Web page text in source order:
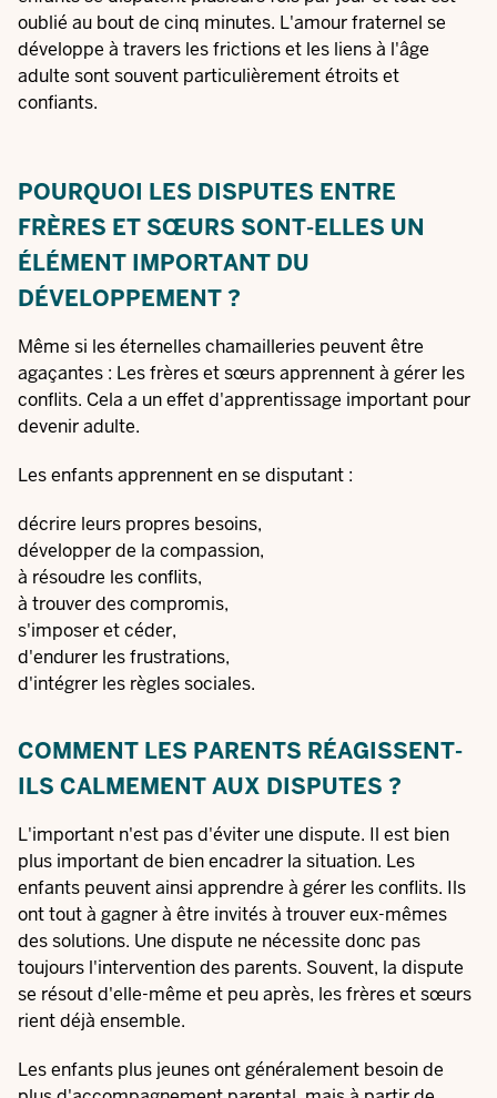
oublié au bout de cinq minutes. L'amour fraternel se
développe à travers les frictions et les liens à l'âge
adulte sont souvent particulièrement étroits et
confiants.
POURQUOI LES DISPUTES ENTRE
FRÈRES ET SŒURS SONT-ELLES UN
ÉLÉMENT IMPORTANT DU
DÉVELOPPEMENT ?
Même si les éternelles chamailleries peuvent être
agaçantes : Les frères et sœurs apprennent à gérer les
conflits. Cela a un effet d'apprentissage important pour
devenir adulte.
Les enfants apprennent en se disputant :
décrire leurs propres besoins,
développer de la compassion,
à résoudre les conflits,
à trouver des compromis,
s'imposer et céder,
d'endurer les frustrations,
d'intégrer les règles sociales.
COMMENT LES PARENTS RÉAGISSENT-
ILS CALMEMENT AUX DISPUTES ?
L'important n'est pas d'éviter une dispute. Il est bien
plus important de bien encadrer la situation. Les
enfants peuvent ainsi apprendre à gérer les conflits. Ils
ont tout à gagner à être invités à trouver eux-mêmes
des solutions. Une dispute ne nécessite donc pas
toujours l'intervention des parents. Souvent, la dispute
se résout d'elle-même et peu après, les frères et sœurs
rient déjà ensemble.
Les enfants plus jeunes ont généralement besoin de